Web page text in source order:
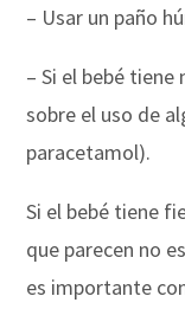
– Usar un paño
– Si el bebé
sobre el uso de
paracetamol).
Si el bebé tiene
que parecen no
es importante